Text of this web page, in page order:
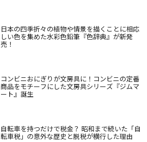
日本の四季折々の植物や情景を描くことに相応
しい色を集めた水彩色鉛筆『色辞典』が新発
売！
コンビニおにぎりが文房具に！コンビニの定番
商品をモチーフにした文房具シリーズ『ジムマ
ート』誕生
自転車を持つだけで税金？ 昭和まで続いた「自
転車税」の意外な歴史と脱税が横行した理由